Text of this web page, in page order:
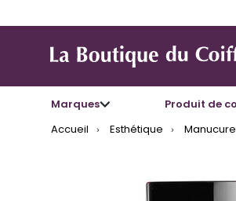
Marques Produit de
Accueil Esthétique Manucure